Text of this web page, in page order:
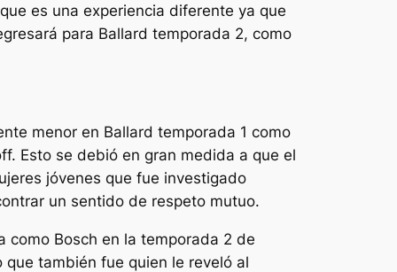
es una experiencia diferente ya que
para Ballard temporada 2, como
menor en Ballard temporada 1 como
Esto se debió en gran medida a que el
jóvenes que fue investigado
un sentido de respeto mutuo.
como Bosch en la temporada 2 de
también fue quien le reveló al